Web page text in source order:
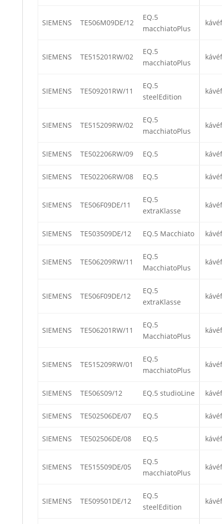
SIEMENS TE506M09DE/12
EQ.5
macchiatoPlus
SIEMENS TE515201RW/02
EQ.5
macchiatoPlus
SIEMENS TE509201RW/11
EQ.5
steelEdition
SIEMENS TE515209RW/02
EQ.5
macchiatoPlus
SIEMENS TE502206RW/09 EQ.5
SIEMENS TE502206RW/08 EQ.5
SIEMENS TE506F09DE/11
EQ.5
extraKlasse
SIEMENS TE503509DE/12 EQ.5 Macchiato
SIEMENS TE506209RW/11
EQ.5
MacchiatoPlus
SIEMENS TE506F09DE/12
EQ.5
extraKlasse
SIEMENS TE506201RW/11
EQ.5
MacchiatoPlus
SIEMENS TE515209RW/01
EQ.5
macchiatoPlus
SIEMENS TE506S09/12 EQ.5 studioLine
SIEMENS TE502506DE/07 EQ.5
SIEMENS TE502506DE/08 EQ.5
SIEMENS TE515509DE/05
EQ.5
macchiatoPlus
SIEMENS TE509501DE/12
EQ.5
steelEdition